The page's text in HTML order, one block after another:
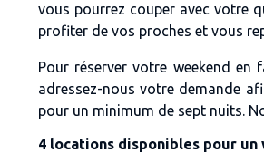
vous pourrez couper avec votre
profiter de vos proches et vous
Pour réserver votre weekend en
adressez-nous votre demande
pour un minimum de sept nuits.
4 locations disponibles pour